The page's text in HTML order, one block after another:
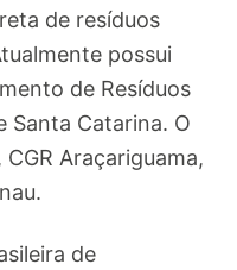
de resíduos
possui
de Resíduos
Santa Catarina. O
CGR Araçariguama,
de